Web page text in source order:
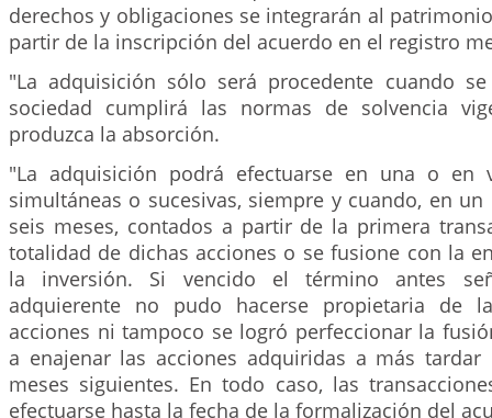
derechos y obligaciones se integrarán al
partir de la inscripción del acuerdo en el registro
"La adquisición sólo será procedente cuando
sociedad cumplirá las normas de solvencia
produzca la absorción.
"La adquisición podrá efectuarse en una o en
simultáneas o sucesivas, siempre y cuando, en
seis meses, contados a partir de la primera
totalidad de dichas acciones o se fusione con la
la inversión. Si vencido el término antes
adquierente no pudo hacerse propietaria de
acciones ni tampoco se logró perfeccionar la
a enajenar las acciones adquiridas a más
meses siguientes. En todo caso, las
efectuarse hasta la fecha de la formalización del